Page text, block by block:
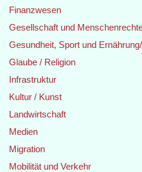
Finanzwesen
Gesellschaft und
Gesundheit, Sport und
Glaube / Religion
Infrastruktur
Kultur / Kunst
Landwirtschaft
Medien
Migration
Mobilität und Verkehr